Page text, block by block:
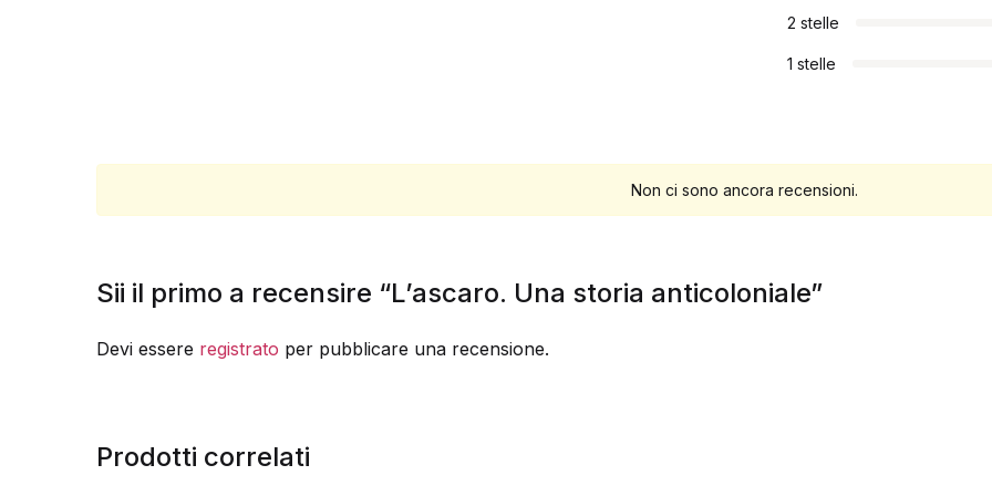
2 stelle
1 stelle
Non ci sono ancora recensioni.
Sii il primo a recensire “L’ascaro. Una storia anticoloniale”
Devi essere registrato per pubblicare una recensione.
Prodotti correlati